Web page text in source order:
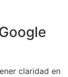
claridad en